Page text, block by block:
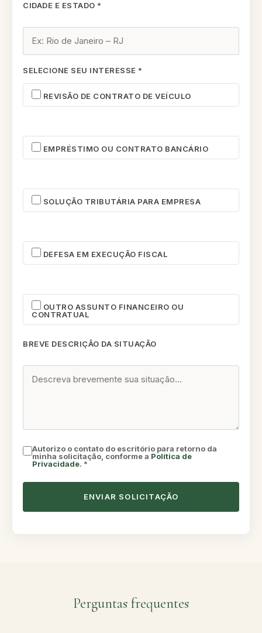
CIDADE E ESTADO *
SELECIONE SEU INTERESSE *
REVISÃO DE CONTRATO DE VEÍCULO
EMPRÉSTIMO OU CONTRATO BANCÁRIO
SOLUÇÃO TRIBUTÁRIA PARA EMPRESA
DEFESA EM EXECUÇÃO FISCAL
OUTRO ASSUNTO FINANCEIRO OU
CONTRATUAL
BREVE DESCRIÇÃO DA SITUAÇÃO
Autorizo o contato do escritório para retorno da
minha solicitação, conforme a Política de
Privacidade. *
ENVIAR SOLICITAÇÃO
Perguntas frequentes